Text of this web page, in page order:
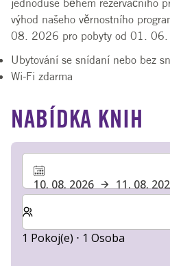
výhod našeho věrnostního
08. 2026 pro pobyty od 01.
Ubytování se snídaní nebo bez
Wi-Fi zdarma
NABÍDKA KNIH
10. 08. 2026
11. 08.
Zvolte počet pokojů a hostů
1 Pokoj(e) ⋅ 1 Osoba